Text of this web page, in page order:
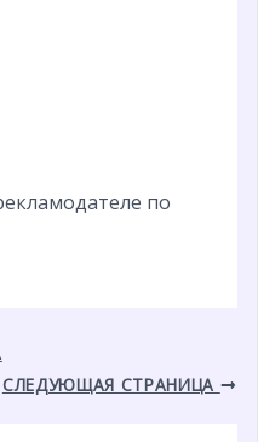
по
СЛЕДУЮЩАЯ СТРАНИЦА